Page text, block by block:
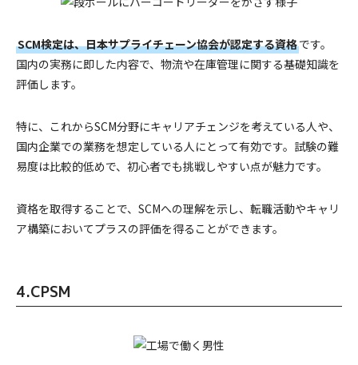
SCM検定は、日本サプライチェーン協会が認定する資格です。
国内の実務に即した内容で、物流や在庫管理に関する基礎知識を
評価します。
特に、これからSCM分野にキャリアチェンジを考えている人や、
国内企業での業務を想定している人にとって有効です。試験の難
易度は比較的低めで、初心者でも挑戦しやすい点が魅力です。
資格を取得することで、SCMへの理解を示し、転職活動やキャリ
ア構築においてプラスの評価を得ることができます。
4.CPSM